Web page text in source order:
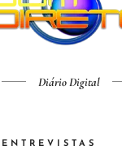
Diário Digital
ENTREVISTAS